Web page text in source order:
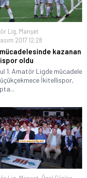
Lig, Manşet
2017 12:28
kazanan
oldu
1. Amatör Ligde mücadele
İkitellispor,